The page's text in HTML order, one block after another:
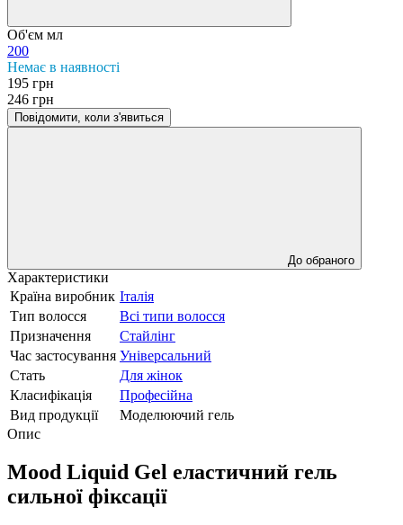
Об'єм мл
200
Немає в наявності
195 грн
246 грн
Повідомити, коли з'явиться
До обраного
Характеристики
Країна виробник Італія
Тип волосся
Всі типи волосся
Призначення
Стайлінг
Час застосування Універсальний
Стать
Для жінок
Класифікація
Професійна
Вид продукції
Моделюючий гель
Опис
Mood Liquid Gel еластичний гель
сильної фіксації